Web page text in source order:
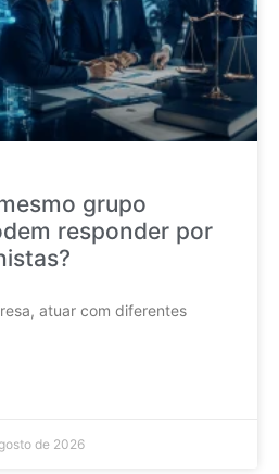
grupo
responder por
atuar com diferentes
de 2026